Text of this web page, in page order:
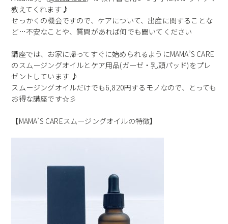
教えてくれます♪
せっかくの機会ですので、ケアについて、出産に関することな
ど…不安なことや、質問があれば何でも聞いてください
講座では、お家に帰ってすぐに始められるようにMAMA’S CARE
のスムージングオイルとケア用品(ガーゼ・乳頭パッド)をプレ
ゼントしています ♪
スムージングオイルだけでも6,820円するモノなので、とっても
お得な講座です☆彡
【MAMA’S CAREスムージングオイルの特徴】